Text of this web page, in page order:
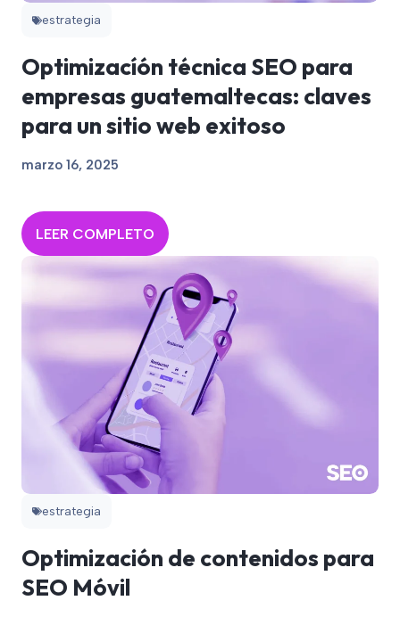
estrategia
Optimizacíón técnica SEO para
empresas guatemaltecas: claves
para un sitio web exitoso
marzo 16, 2025
LEER COMPLETO
estrategia
Optimización de contenidos para
SEO Móvil